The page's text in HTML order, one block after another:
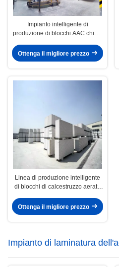
Impianto intelligente di
produzione di blocchi AAC chiavi
prodotto personalizzabili
Ottenga il migliore prezzo
Linea di produzione intelligente
di blocchi di calcestruzzo aerato
efficienza
Ottenga il migliore prezzo
Impianto di laminatura